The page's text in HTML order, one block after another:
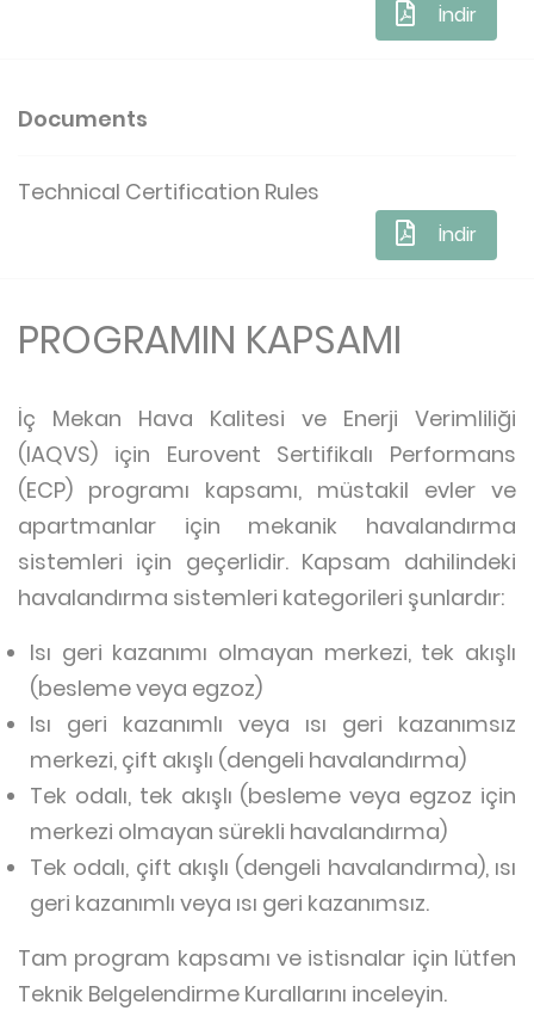
İndir
Documents
Technical Certification Rules
İndir
PROGRAMIN KAPSAMI
İç Mekan Hava Kalitesi ve Enerji Verimliliği
(IAQVS) için Eurovent Sertifikalı Performans
(ECP) programı kapsamı, müstakil evler ve
apartmanlar için mekanik havalandırma
sistemleri için geçerlidir. Kapsam dahilindeki
havalandırma sistemleri kategorileri şunlardır:
Isı geri kazanımı olmayan merkezi, tek akışlı
(besleme veya egzoz)
Isı geri kazanımlı veya ısı geri kazanımsız
merkezi, çift akışlı (dengeli havalandırma)
Tek odalı, tek akışlı (besleme veya egzoz için
merkezi olmayan sürekli havalandırma)
Tek odalı, çift akışlı (dengeli havalandırma), ısı
geri kazanımlı veya ısı geri kazanımsız.
Tam program kapsamı ve istisnalar için lütfen
Teknik Belgelendirme Kurallarını inceleyin.